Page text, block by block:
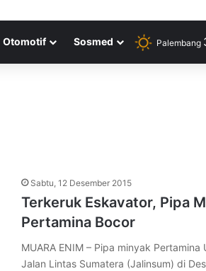
Otomotif Sosmed Palembang
Sabtu, 12 Desember 2015
Terkeruk Eskavator, Pipa
Pertamina Bocor
MUARA ENIM – Pipa minyak Pertamina
Jalan Lintas Sumatera (Jalinsum) di